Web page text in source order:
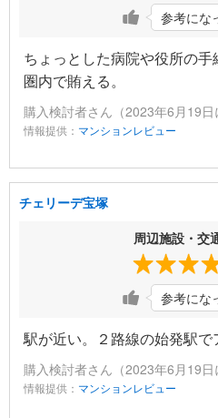
参考にな
ちょっとした病院や役所の
圏内で賄える。
購入検討者さん（2023年6月19日
情報提供： マンションレビュー
チェリーデ宝塚
周辺施設・交
参考にな
駅が近い。２路線の始発駅で
購入検討者さん（2023年6月19日
情報提供： マンションレビュー